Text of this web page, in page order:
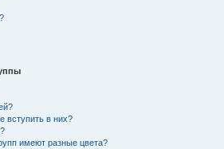
вступить в них?
имеют разные цвета?